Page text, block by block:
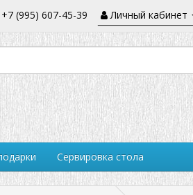
+7 (995) 607-45-39 Личный кабинет
Сервировка стола